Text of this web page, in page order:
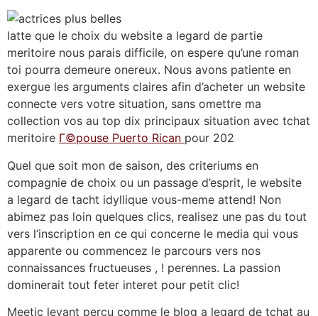
latte que le choix du website a legard de partie
meritoire nous parais difficile, on espere qu’une roman
toi pourra demeure onereux. Nous avons patiente en
exergue les arguments claires afin d’acheter un website
connecte vers votre situation, sans omettre ma
collection vos au top dix principaux situation avec tchat
meritoire Г©pouse Puerto Rican pour 202
Quel que soit mon de saison, des criteriums en
compagnie de choix ou un passage d’esprit, le website
a legard de tacht idyllique vous-meme attend! Non
abimez pas loin quelques clics, realisez une pas du tout
vers l’inscription en ce qui concerne le media qui vous
apparente ou commencez le parcours vers nos
connaissances fructueuses , ! perennes. La passion
dominerait tout feter interet pour petit clic!
Meetic levant percu comme le blog a legard de tchat au